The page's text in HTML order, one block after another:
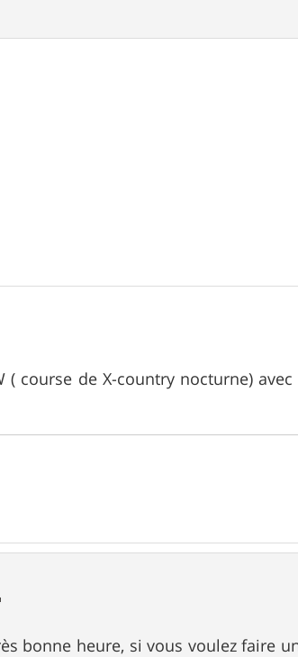
( course de X-country nocturne)
bonne heure, si vous voulez faire